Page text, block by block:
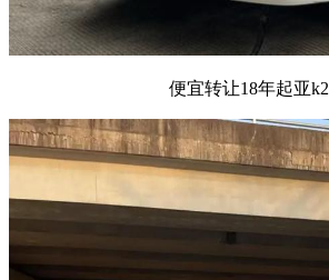
便宜转让18年起亚k2